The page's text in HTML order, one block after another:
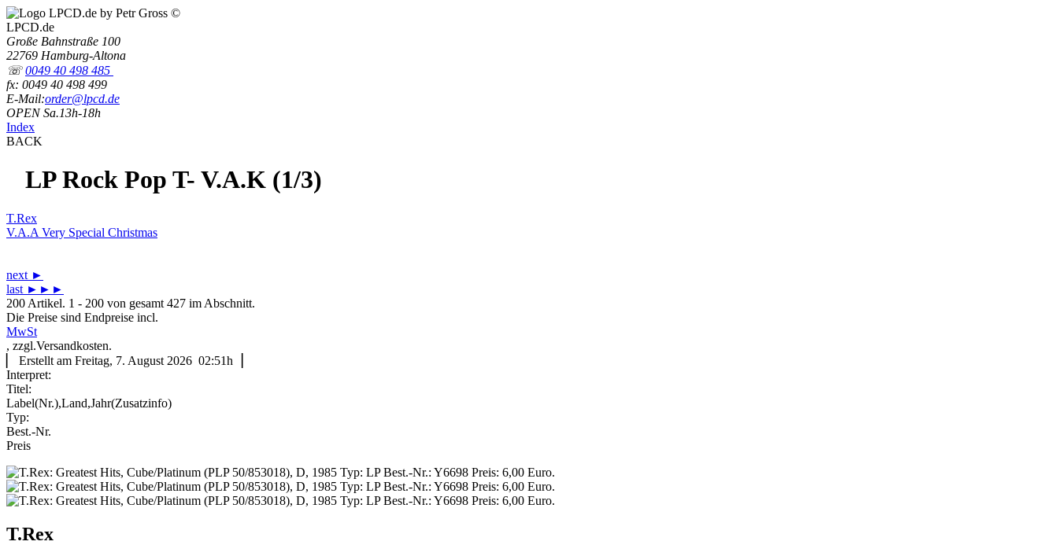
LPCD.de
Große Bahnstraße 100
22769 Hamburg-Altona
☏0049 40 498 485
fx: 0049 40 498 499
E-Mail:order@lpcd.de
OPEN Sa.13h-18h
Index
BACK
LP Rock Pop T- V.A.K (1/3)
T.Rex
V.A.A Very Special Christmas
next ►
last ►►►
200 Artikel. 1 - 200 von gesamt 427 im Abschnitt.
Die Preise sind Endpreise incl.
MwSt
, zzgl.Versandkosten.
▏ Erstellt am Freitag, 7. August 2026 02:51h▕
Interpret:
Titel:
Label(Nr.),Land,Jahr(Zusatzinfo)
Typ:
Best.-Nr.
Preis
T.Rex